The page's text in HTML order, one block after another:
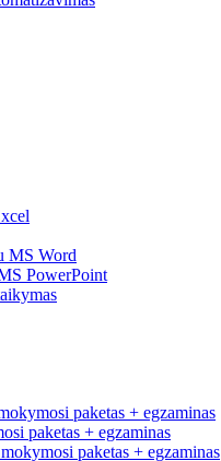
MS Word
PowerPoint
paketas + egzaminas
paketas + egzaminas
paketas + egzaminas